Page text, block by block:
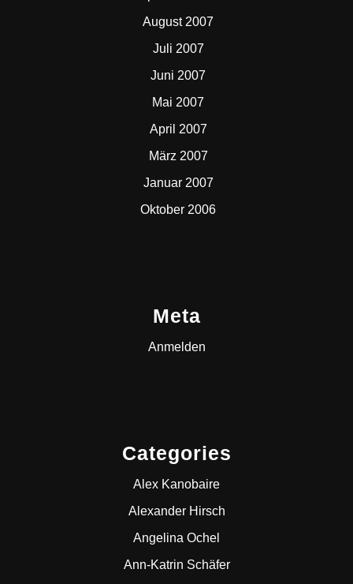
August 2007
Juli 2007
Juni 2007
Mai 2007
April 2007
März 2007
Januar 2007
Oktober 2006
Meta
Anmelden
Categories
Alex Kanobaire
Alexander Hirsch
Angelina Ochel
Ann-Katrin Schäfer